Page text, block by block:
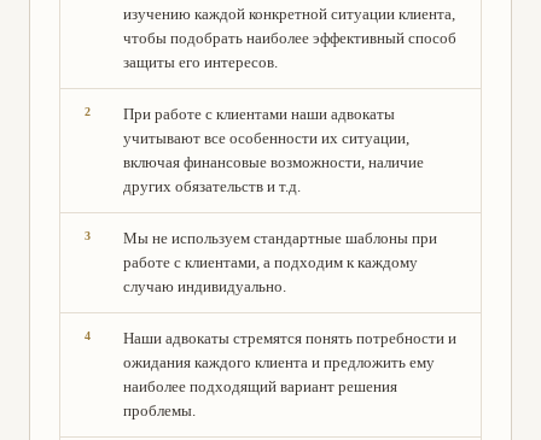
изучению каждой конкретной ситуации клиента,
чтобы подобрать наиболее эффективный способ
защиты его интересов.
При работе с клиентами наши адвокаты
учитывают все особенности их ситуации,
включая финансовые возможности, наличие
других обязательств и т.д.
Мы не используем стандартные шаблоны при
работе с клиентами, а подходим к каждому
случаю индивидуально.
Наши адвокаты стремятся понять потребности и
ожидания каждого клиента и предложить ему
наиболее подходящий вариант решения
проблемы.